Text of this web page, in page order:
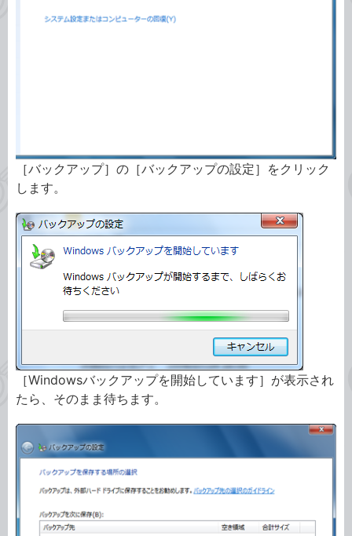
［バックアップ］の［バックアップの設定］をクリック
します。
［Windowsバックアップを開始しています］が表示され
たら、そのまま待ちます。